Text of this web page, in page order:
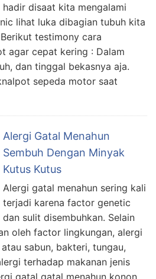
hadir disaat kita mengalami
lihat luka dibagian tubuh kita
testimony cara
agar cepat kering : Dalam
dan tinggal bekasnya aja.
sepeda motor saat
Alergi Gatal Menahun
Sembuh Dengan Minyak
Kutus Kutus
Alergi gatal menahun sering kali
terjadi karena factor genetic
dan sulit disembuhkan. Selain
oleh factor lingkungan, alergi
sabun, bakteri, tungau,
terhadap makanan jenis
gatal gatal menahun konon